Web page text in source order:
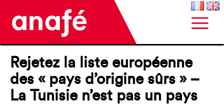
Rejetez la liste européenne
des « pays d’origine sûrs » –
La Tunisie n’est pas un pays